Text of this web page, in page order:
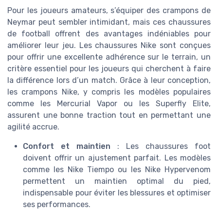
Pour les joueurs amateurs, s’équiper des crampons de
Neymar peut sembler intimidant, mais ces chaussures
de football offrent des avantages indéniables pour
améliorer leur jeu. Les chaussures Nike sont conçues
pour offrir une excellente adhérence sur le terrain, un
critère essentiel pour les joueurs qui cherchent à faire
la différence lors d’un match. Grâce à leur conception,
les crampons Nike, y compris les modèles populaires
comme les Mercurial Vapor ou les Superfly Elite,
assurent une bonne traction tout en permettant une
agilité accrue.
Confort et maintien : Les chaussures foot
doivent offrir un ajustement parfait. Les modèles
comme les Nike Tiempo ou les Nike Hypervenom
permettent un maintien optimal du pied,
indispensable pour éviter les blessures et optimiser
ses performances.